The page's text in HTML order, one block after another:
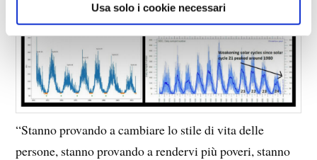
Usa solo i cookie necessari
“Stanno provando a cambiare lo stile di vita delle
persone, stanno provando a rendervi più poveri, stanno